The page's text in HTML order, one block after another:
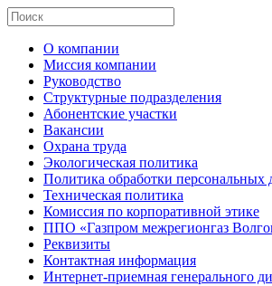
О компании
Миссия компании
Руководство
Структурные подразделения
Абонентские участки
Вакансии
Охрана труда
Экологическая политика
Политика обработки персональных
Техническая политика
Комиссия по корпоративной этике
ППО «Газпром межрегионгаз
Реквизиты
Контактная информация
Интернет-приемная генерального